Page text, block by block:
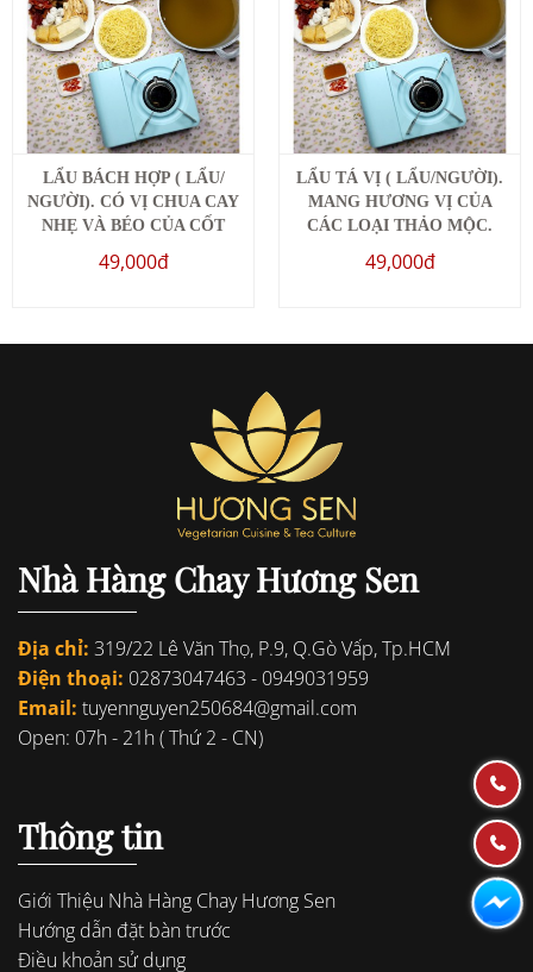
LẨU BÁCH HỢP ( LẨU/
NGƯỜI). CÓ VỊ CHUA CAY
NHẸ VÀ BÉO CỦA CỐT
DỪA. RAU, NƯỚC, BÚN
THÊM MIỄN PHÍ
49,000đ
LẨU TÁ VỊ ( LẨU/NGƯỜI).
MANG HƯƠNG VỊ CỦA
CÁC LOẠI THẢO MỘC.
RAU, NƯỚC, BÚN THÊM
MIỄN PHÍ
49,000đ
Nhà Hàng Chay Hương Sen
Địa chỉ: 319/22 Lê Văn Thọ, P.9, Q.Gò Vấp, Tp.HCM
Điện thoại: 02873047463 - 0949031959
Email: tuyennguyen250684@gmail.com
Open: 07h - 21h ( Thứ 2 - CN)
Thông tin
Giới Thiệu Nhà Hàng Chay Hương Sen
Hướng dẫn đặt bàn trước
Điều khoản sử dụng